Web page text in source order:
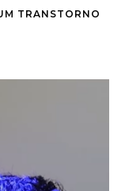
TRANSTORNO